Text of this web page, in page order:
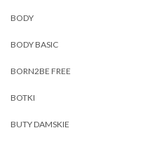
BODY
BODY BASIC
BORN2BE FREE
BOTKI
BUTY DAMSKIE